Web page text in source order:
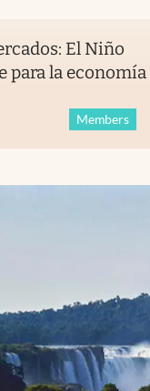
El Niño
para la economía
Members